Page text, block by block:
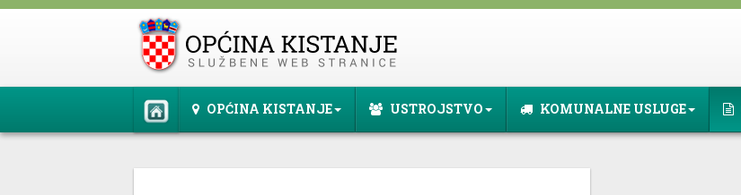
OPĆINA KISTANJE USTROJSTVO KOMUNALNE USLUGE